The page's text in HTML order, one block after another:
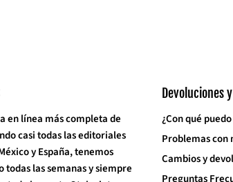
en línea más completa de
casi todas las editoriales
y España, tenemos
todas las semanas y siempre
Devoluciones
¿Con qué
Problemas con
Cambios y
Preguntas